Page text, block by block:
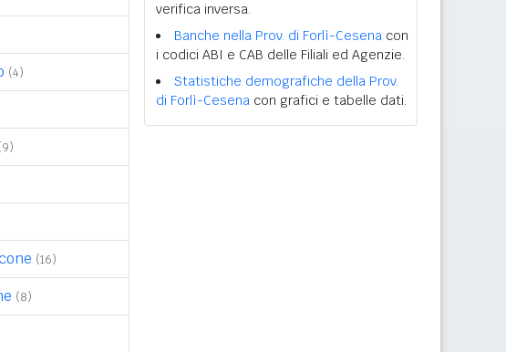
(4)
(16)
(8)
verifica inversa.
Banche nella Prov. di Forlì-Cesena con
i codici ABI e CAB delle Filiali ed Agenzie.
Statistiche demografiche della Prov.
di Forlì-Cesena con grafici e tabelle dati.